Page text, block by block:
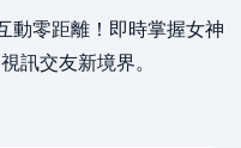
動零距離！即時掌握女神
訊交友新境界。